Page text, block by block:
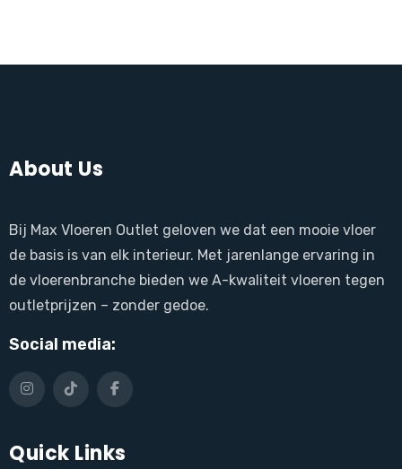
About Us
Bij Max Vloeren Outlet geloven we dat een mooie vloer
de basis is van elk interieur. Met jarenlange ervaring in
de vloerenbranche bieden we A-kwaliteit vloeren tegen
outletprijzen – zonder gedoe.
Social media:
Quick Links